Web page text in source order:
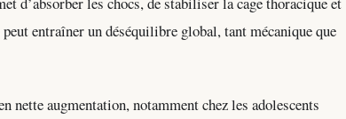
entraîner un déséquilibre global, tant mécanique que
nette augmentation, notamment chez les adolescents